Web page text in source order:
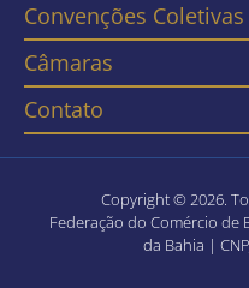
Convenções Coletivas
Câmaras
Contato
Copyright © 2026.
Federação do Comércio de
da Bahia |